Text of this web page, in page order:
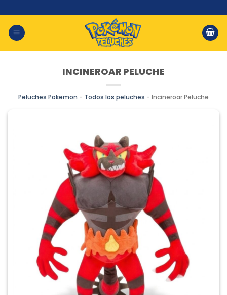
al
contenido
INCINEROAR PELUCHE
Peluches Pokemon - Todos los peluches - Incineroar Peluche